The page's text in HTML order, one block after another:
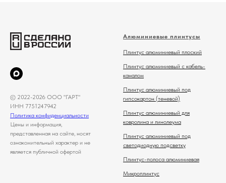
© 2022-2026 ООО "ГАРТ"
ИНН 7751247942
Политика конфиденциальности
Цены и информация,
представленная на сайте, носят
ознакомительный характер и не
является публичной офертой
Алюминиевые плинтусы
Плинтус алюминиевый плоский
Плинтус алюминиевый с кабель-
каналом
Плинтус алюминиевый под
гипсокартон (теневой)
Плинтус алюминиевый для
ковролина и линолеума
Плинтус алюминиевый под
светодиодную подсветку
Плинтус-полоса алюминиевая
Микроплинтус